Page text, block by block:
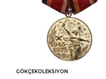
Sepete
Ekle
GÖKÇEKOLEKSIYON